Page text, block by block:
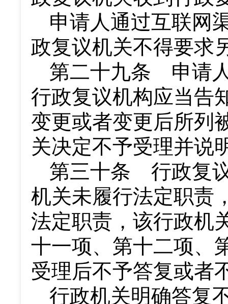
申请人通过互联网
政复议机关不得要求
第二十九条 申请
行政复议机构应当告
变更或者变更后所列
关决定不予受理并说
第三十条 行政复
机关未履行法定职责
法定职责，该行政机
十一项、第十二项、
受理后不予答复或者
行政机关明确答复